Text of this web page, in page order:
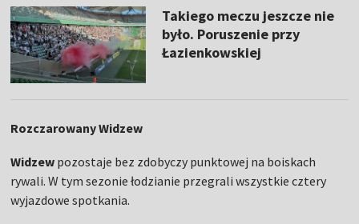
Takiego meczu jeszcze nie
było. Poruszenie przy
Łazienkowskiej
Rozczarowany Widzew
Widzew pozostaje bez zdobyczy punktowej na boiskach
rywali. W tym sezonie łodzianie przegrali wszystkie cztery
wyjazdowe spotkania.